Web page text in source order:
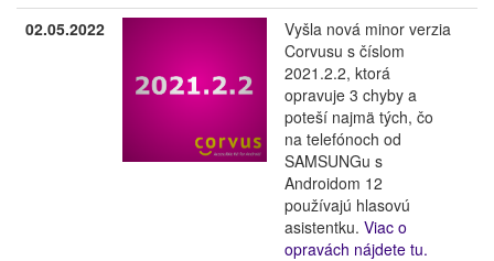
02.05.2022
Vyšla nová minor verzia
Corvusu s číslom
2021.2.2, ktorá
opravuje 3 chyby a
poteší najmä tých, čo
na telefónoch od
SAMSUNGu s
Androidom 12
používajú hlasovú
asistentku. Viac o
opravách nájdete tu.